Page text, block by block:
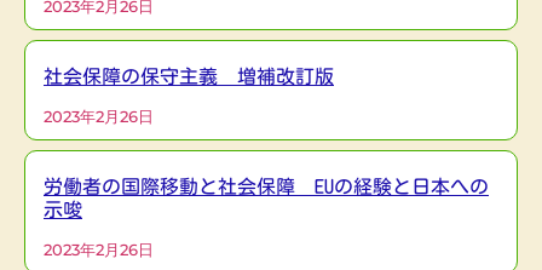
2023年2月26日
社会保障の保守主義 増補改訂版
2023年2月26日
労働者の国際移動と社会保障 EUの経験と日本への
示唆
2023年2月26日